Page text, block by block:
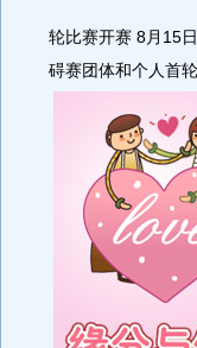
轮比赛开赛 8月15
碍赛团体和个人首